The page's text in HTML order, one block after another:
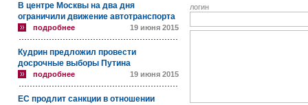
В центре Москвы на два дня
ограничили движение автотранспорта
подробнее 19 июня 2015
Кудрин предложил провести
досрочные выборы Путина
подробнее 19 июня 2015
ЕС продлит санкции в отношении
логин